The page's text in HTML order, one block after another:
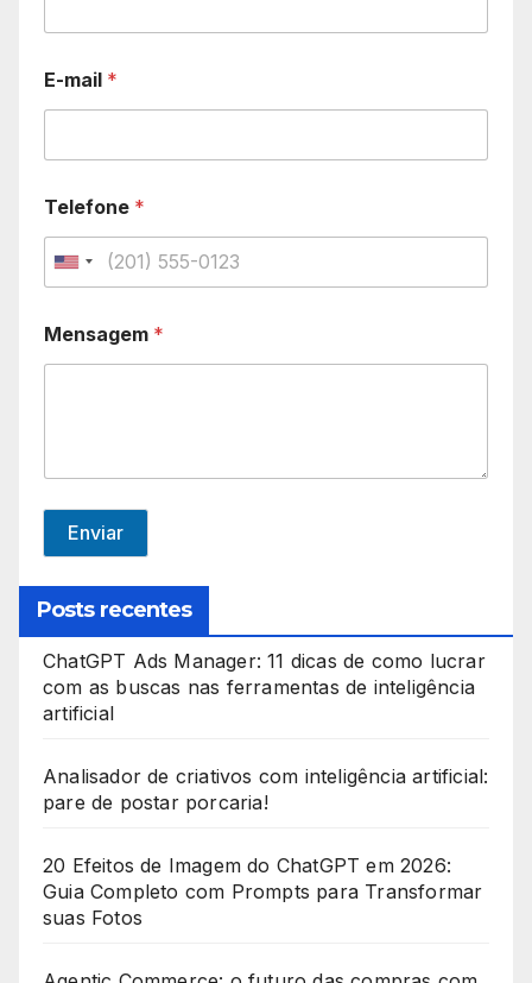
E-mail *
Telefone *
U
i
S
a
t
s
+
Mensagem *
Enviar
Posts recentes
ChatGPT Ads Manager: 11 dicas de como lucrar
com as buscas nas ferramentas de inteligência
artificial
Analisador de criativos com inteligência artificial:
pare de postar porcaria!
20 Efeitos de Imagem do ChatGPT em 2026:
Guia Completo com Prompts para Transformar
suas Fotos